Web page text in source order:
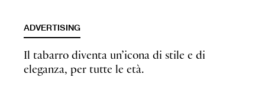
ADVERTISING
Il tabarro diventa un’icona di stile e di
eleganza, per tutte le età.